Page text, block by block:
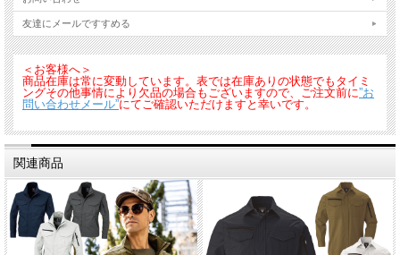
■素材：サマーツイル
友達にメールですすめる
＜お客様へ＞
商品在庫は常に変動しています。表では在庫ありの状態でもタイミ
ングその他事情により欠品の場合もございますので、ご注文前に”お
問い合わせメール”にてご確認いただけますと幸いです。
関連商品